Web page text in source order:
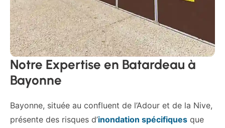
Notre Expertise en Batardeau à
Bayonne
Bayonne, située au confluent de l’Adour et de la Nive,
présente des risques d’inondation spécifiques que